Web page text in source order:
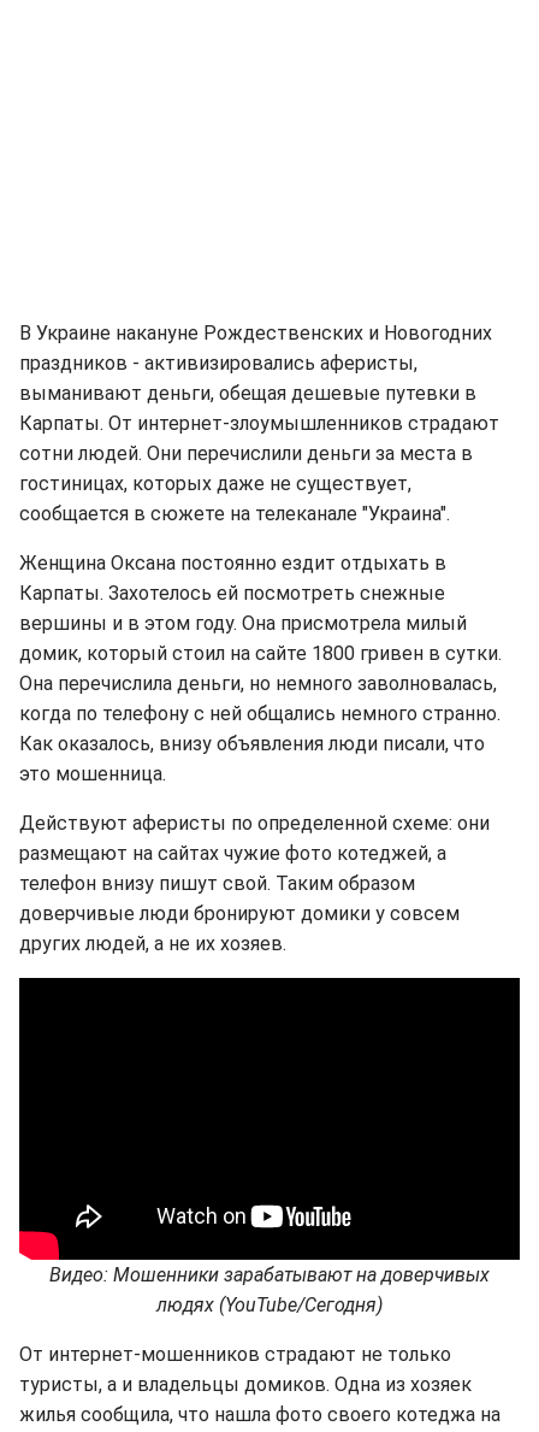
В Украине накануне Рождественских и Новогодних
праздников - активизировались аферисты,
выманивают деньги, обещая дешевые путевки в
Карпаты. От интернет-злоумышленников страдают
сотни людей. Они перечислили деньги за места в
гостиницах, которых даже не существует,
сообщается в сюжете на телеканале "Украина".
Женщина Оксана постоянно ездит отдыхать в
Карпаты. Захотелось ей посмотреть снежные
вершины и в этом году. Она присмотрела милый
домик, который стоил на сайте 1800 гривен в сутки.
Она перечислила деньги, но немного заволновалась,
когда по телефону с ней общались немного странно.
Как оказалось, внизу объявления люди писали, что
это мошенница.
Действуют аферисты по определенной схеме: они
размещают на сайтах чужие фото котеджей, а
телефон внизу пишут свой. Таким образом
доверчивые люди бронируют домики у совсем
других людей, а не их хозяев.
Видео: Мошенники зарабатывают на доверчивых
людях (YouTube/Сегодня)
От интернет-мошенников страдают не только
туристы, а и владельцы домиков. Одна из хозяек
жилья сообщила, что нашла фото своего котеджа на